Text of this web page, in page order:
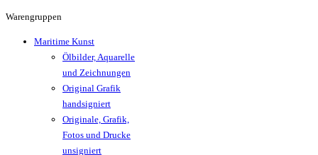
Warengruppen
Maritime Kunst
Ölbilder, Aquarelle
und Zeichnungen
Original Grafik
handsigniert
Originale, Grafik,
Fotos und Drucke
unsigniert